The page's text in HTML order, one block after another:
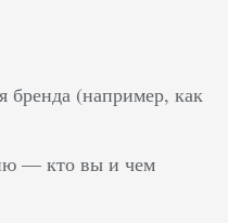
бренда (например, как
— кто вы и чем